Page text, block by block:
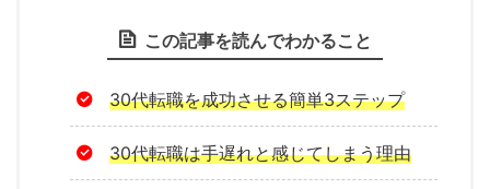
この記事を読んでわかること
30代転職を成功させる簡単3ステップ
30代転職は手遅れと感じてしまう理由